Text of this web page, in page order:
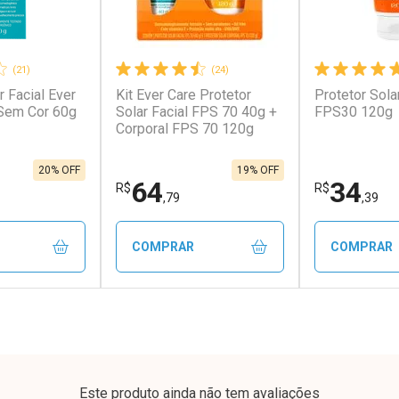
cada
cada
Ativar Desconto
Por R$ 44,90/cada
Por R$ 44,90/cada
Ativar
Por R$
Por R$
(21)
Facial Ever
Cor 60g
20% OFF
(24)
Kit Ever Care Protetor
Solar Facial FPS 70 40g +
Corporal FPS 70 120g
R$64,79
19% OFF
COMPRAR
Protetor
FPS30 120g
R$34,39
COMPRAR
Este produto ainda não tem avaliações